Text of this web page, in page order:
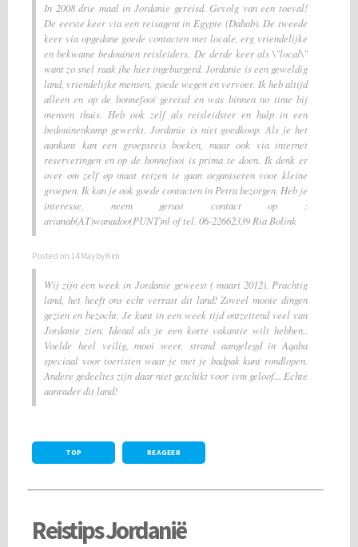
In 2008 drie maal in Jordanie gereisd. Gevolg van een toeval!
De eerste keer via een reisagent in Egypte (Dahab). De tweede
keer via opgedane goede contacten met locale, erg vriendelijke
en bekwame bedouinen reisleiders. De derde keer als \"local\"
want zo snel raak jhe hier ingeburgerd. Jordanie is een geweldig
land, vriendelijke mensen, goede wegen en vervoer. Ik heb altijd
alleen en op de bonnefooi gereisd en was binnen no time bij
mensen thuis. Heb ook zelf als reisleidster en hulp in een
bedouinenkamp gewerkt. Jordanie is niet goedkoop. Als je het
aankunt kan een groepsreis boeken, maar ook via internet
reserveringen en op de bonnefooi is prima te doen. Ik denk er
over om zelf op maat reizen te gaan organiseren voor kleine
groepen. Ik kan je ook goede contacten in Petra bezorgen. Heb je
interesse, neem gerust contact op :
arianab(AT)wanadoo(PUNT)nl of tel. 06-22662339 Ria Bolink
Posted on 14 Mayby Kim
Wij zijn een week in Jordanie geweest ( maart 2012). Prachtig
land, het heeft ons echt verrast dit land! Zoveel mooie dingen
gezien en bezocht. Je kunt in een week tijd ontzettend veel van
Jordanie zien. Ideaal als je een korte vakantie wilt hebben..
Voelde heel veilig, mooi weer, strand aangelegd in Aqaba
speciaal voor toeristen waar je met je badpak kunt rondlopen.
Andere gedeeltes zijn daar niet geschikt voor ivm geloof... Echte
aanrader dit land!
TOP REAGEER
Reistips Jordanië